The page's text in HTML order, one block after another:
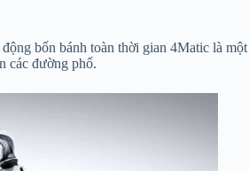
bốn bánh toàn thời gian 4Matic là
các đường phố.